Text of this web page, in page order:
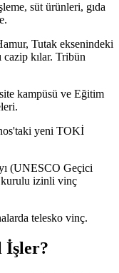
süt ürünleri, gıda
Tutak eksenindeki
cazip kılar. Tribün
kampüsü ve Eğitim
yeni TOKİ
(UNESCO Geçici
kurulu izinli vinç
telesko vinç.
İşler?